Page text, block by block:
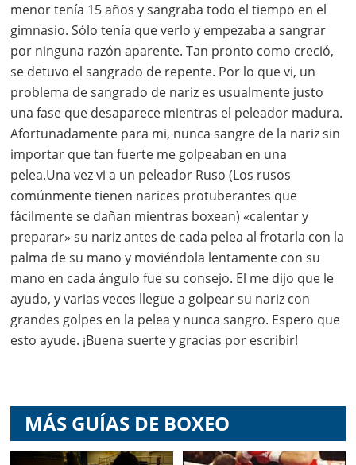
menor tenía 15 años y sangraba todo el tiempo en el
gimnasio. Sólo tenía que verlo y empezaba a sangrar
por ninguna razón aparente. Tan pronto como creció,
se detuvo el sangrado de repente. Por lo que vi, un
problema de sangrado de nariz es usualmente justo
una fase que desaparece mientras el peleador madura.
Afortunadamente para mi, nunca sangre de la nariz sin
importar que tan fuerte me golpeaban en una
pelea.Una vez vi a un peleador Ruso (Los rusos
comúnmente tienen narices protuberantes que
fácilmente se dañan mientras boxean) «calentar y
preparar» su nariz antes de cada pelea al frotarla con la
palma de su mano y moviéndola lentamente con su
mano en cada ángulo fue su consejo. El me dijo que le
ayudo, y varias veces llegue a golpear su nariz con
grandes golpes en la pelea y nunca sangro. Espero que
esto ayude. ¡Buena suerte y gracias por escribir!
MÁS GUÍAS DE BOXEO